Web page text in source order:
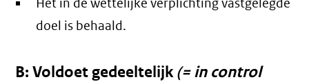
Het in de wettelijke verplichting vastgelegde
doel is behaald.
B: Voldoet gedeeltelijk(= in control